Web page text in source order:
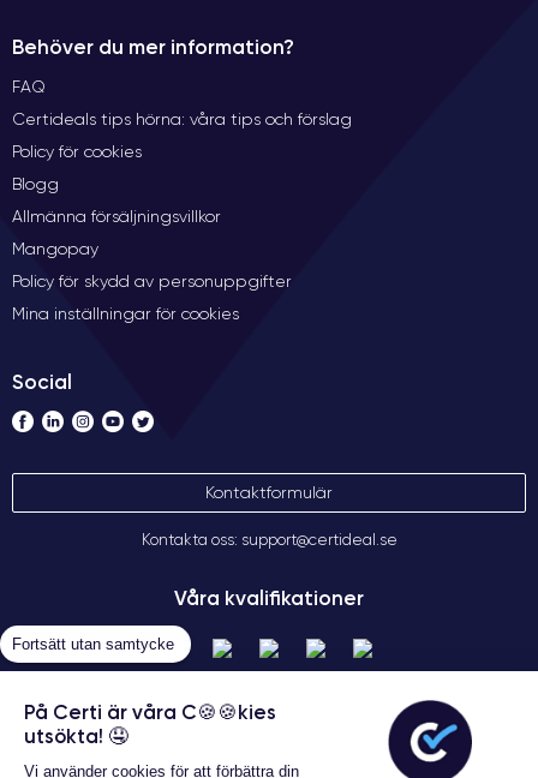
Behöver du mer information?
FAQ
Certideals tips hörna: våra tips och förslag
Policy för cookies
Blogg
Allmänna försäljningsvillkor
Mangopay
Policy för skydd av personuppgifter
Mina inställningar för cookies
Social
Kontaktformulär
Kontakta oss: support@certideal.se
Våra kvalifikationer
Fortsätt utan samtycke
På Certi är våra C🍪🍪kies
utsökta! 🤤
Vi använder cookies för att förbättra din